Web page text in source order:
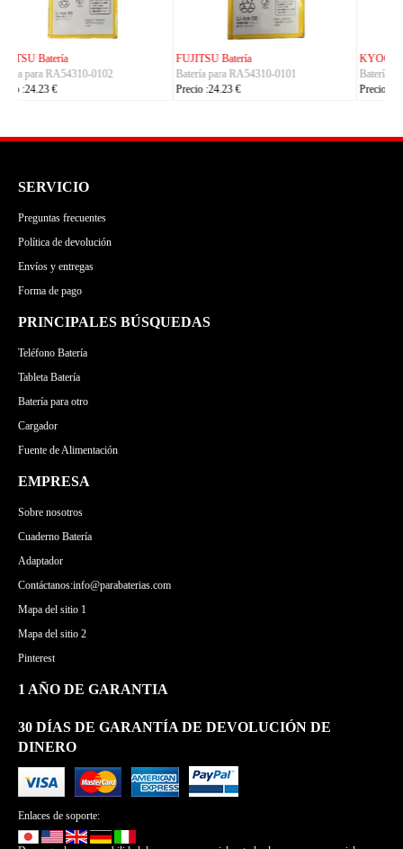
KYOCERA Batería
Batería para 5AAXBT155
Precio :24.23 €
ACE Batería
Batería para BAS022
Precio :24.23 €
SERVICIO
Preguntas frecuentes
Política de devolución
Envíos y entregas
Forma de pago
PRINCIPALES BÚSQUEDAS
Teléfono Batería
Tableta Batería
Batería para otro
Cargador
Fuente de Alimentación
EMPRESA
Sobre nosotros
Cuaderno Batería
Adaptador
Contáctanos:info@parabaterias.com
Mapa del sitio 1
Mapa del sitio 2
Pinterest
1 AÑO DE GARANTIA
30 DÍAS DE GARANTÍA DE DEVOLUCIÓN DE
DINERO
Enlaces de soporte: